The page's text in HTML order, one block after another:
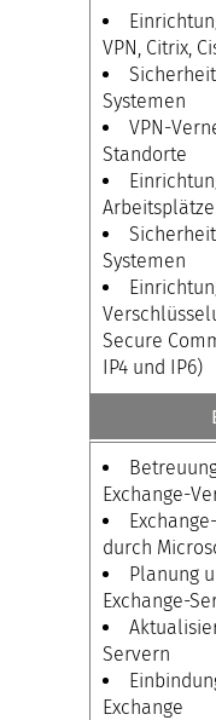
VPN, Citrix,
Systemen
VPN-
Standorte
Systemen
Secure
IP4 und IP6)
Exchange-
durch
Planung
Exchange-
Servern
Exchange